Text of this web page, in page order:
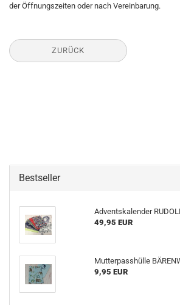
der Öffnungszeiten oder nach Vereinbarung.
ZURÜCK
Bestseller
Adventskalender
49,95 EUR
Mutterpasshülle
9,95 EUR